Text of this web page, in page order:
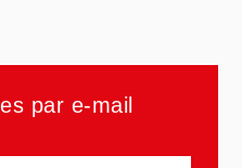
par e-mail